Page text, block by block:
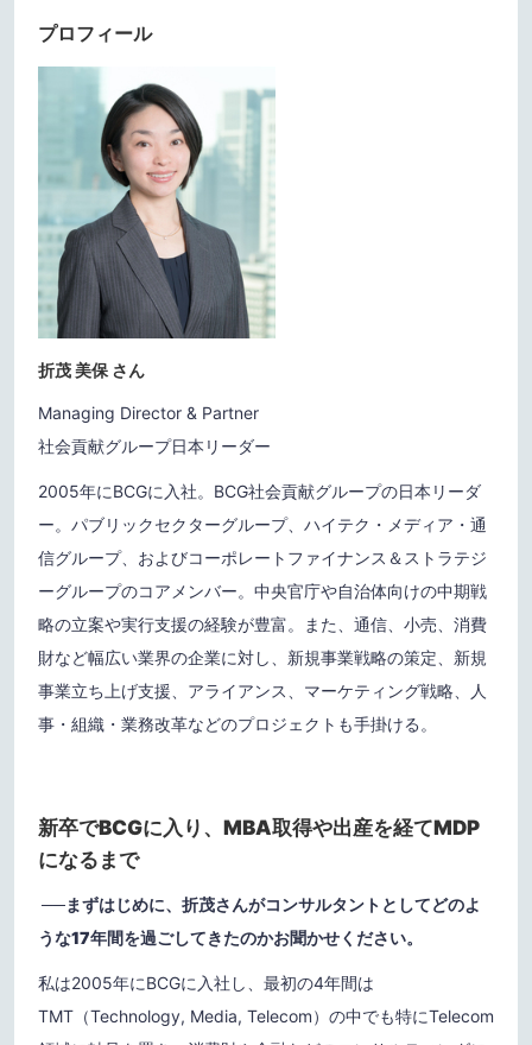
プロフィール
折茂 美保 さん
Managing Director & Partner
社会貢献グループ日本リーダー
2005年にBCGに入社。BCG社会貢献グループの日本リーダ
ー。パブリックセクターグループ、ハイテク・メディア・通
信グループ、およびコーポレートファイナンス＆ストラテジ
ーグループのコアメンバー。中央官庁や自治体向けの中期戦
略の立案や実行支援の経験が豊富。また、通信、小売、消費
財など幅広い業界の企業に対し、新規事業戦略の策定、新規
事業立ち上げ支援、アライアンス、マーケティング戦略、人
事・組織・業務改革などのプロジェクトも手掛ける。
新卒でBCGに入り、MBA取得や出産を経てMDP
になるまで
──まずはじめに、折茂さんがコンサルタントとしてどのよ
うな17年間を過ごしてきたのかお聞かせください。
私は2005年にBCGに入社し、最初の4年間は
TMT（Technology, Media, Telecom）の中でも特にTelecom